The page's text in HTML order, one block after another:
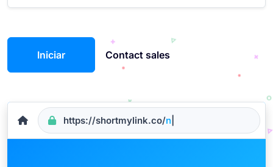
Iniciar Contact sales
https://shortmylink.co/nam